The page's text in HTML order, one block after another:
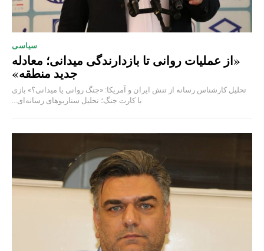
سیاسی
«از عملیات روانی تا بازدارندگی میدانی؛ معادله
جدید منطقه»
تحلیل کارشناس رسانه از تنش ایران و آمریکا: «جنگ روانی یا میدانی؟» بازی
با کارت جنگ؛ تحلیل سناریوهای رسانه‌ای...